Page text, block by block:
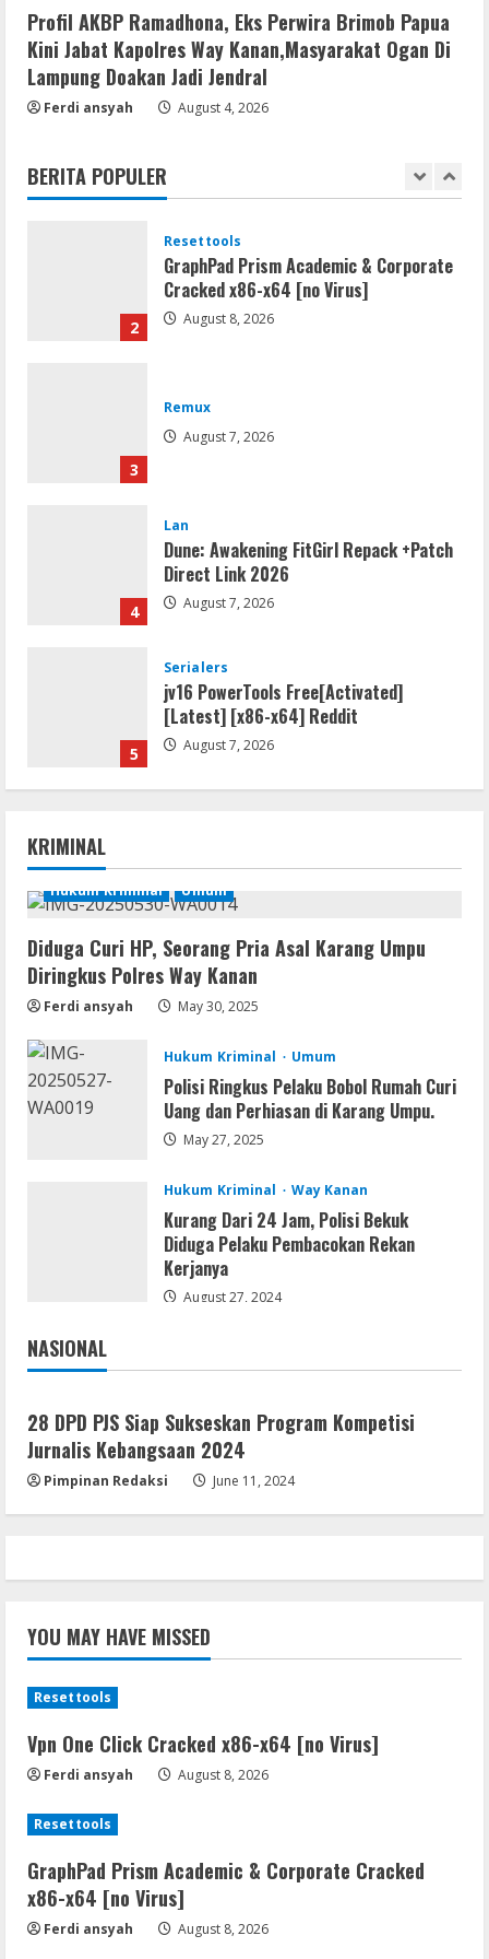
Profil AKBP Ramadhona, Eks Perwira Brimob Papua
Kini Jabat Kapolres Way Kanan,Masyarakat Ogan Di
Lampung Doakan Jadi Jendral
Ferdi ansyah August 4, 2026
BERITA POPULER
5 August 7, 2026
1
Resettools
Vpn One Click Cracked x86-x64 [no
2
Resettools
GraphPad Prism Academic & Corporate
Cracked x86-x64 [no Virus]
August 8, 2026
3
Remux
August 7, 2026
4
Lan
Dune: Awakening FitGirl Repack +Patch
Direct Link 2026
August 7, 2026
5
Serialers
jv16 PowerTools Free[Activated]
[Latest] [x86-x64] Reddit
August 7, 2026
1 August 8, 2026
Resettools
GraphPad Prism Academic & Corporate
Cracked x86-x64 [no Virus]
Remux
August 7, 2026
Lan
Dune: Awakening FitGirl Repack +Patch
Direct Link 2026
5
[Latest] [x86-x64] Reddit
August 7, 2026
KRIMINAL
Hukum Kriminal Umum
Diduga Curi HP, Seorang Pria Asal Karang Umpu
Diringkus Polres Way Kanan
Ferdi ansyah May 30, 2025
Hukum Kriminal Umum
Polisi Ringkus Pelaku Bobol Rumah Curi
Uang dan Perhiasan di Karang Umpu.
May 27, 2025
Hukum Kriminal Way Kanan
Kurang Dari 24 Jam, Polisi Bekuk
Diduga Pelaku Pembacokan Rekan
Kerjanya
August 27, 2024
NASIONAL
Jakarta
28 DPD PJS Siap Sukseskan Program Kompetisi
Jurnalis Kebangsaan 2024
Pimpinan Redaksi June 11, 2024
YOU MAY HAVE MISSED
Resettools
Vpn One Click Cracked x86-x64 [no Virus]
Ferdi ansyah August 8, 2026
Resettools
GraphPad Prism Academic & Corporate Cracked
x86-x64 [no Virus]
Ferdi ansyah August 8, 2026